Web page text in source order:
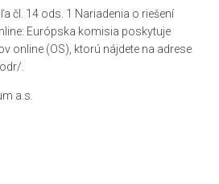
čl. 14 ods. 1 Nariadenia o riešení
Európska komisia poskytuje
online (OS), ktorú nájdete na adrese
.
a.s.